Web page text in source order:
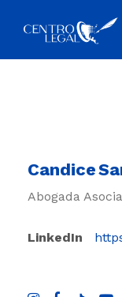
Candice
Abogada
LinkedIn